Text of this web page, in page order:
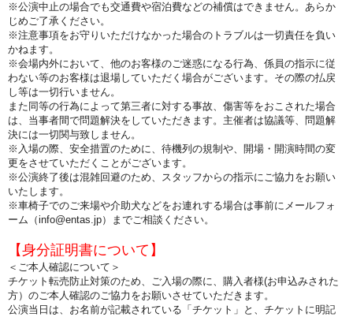
※公演中止の場合でも交通費や宿泊費などの補償はできません。あらか
じめご了承ください。
※注意事項をお守りいただけなかった場合のトラブルは一切責任を負い
かねます。
※会場内外において、他のお客様のご迷惑になる行為、係員の指示に従
わない等のお客様は退場していただく場合がございます。その際の払戻
し等は一切行いません。
また同等の行為によって第三者に対する事故、傷害等をおこされた場合
は、当事者間で問題解決をしていただきます。主催者は協議等、問題解
決には一切関与致しません。
※入場の際、安全措置のために、待機列の規制や、開場・開演時間の変
更をさせていただくことがございます。
※公演終了後は混雑回避のため、スタッフからの指示にご協力をお願い
いたします。
※車椅子でのご来場や介助犬などをお連れする場合は事前にメールフォ
ーム（info@entas.jp）までご相談ください。
【身分証明書について】
＜ご本人確認について＞
チケット転売防止対策のため、ご入場の際に、購入者様(お申込みされた
方）のご本人確認のご協力をお願いさせていただきます。
公演当日は、お名前が記載されている「チケット」と、チケットに明記